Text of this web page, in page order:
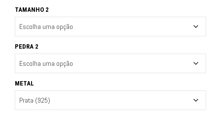
TAMANHO 2
PEDRA 2
METAL